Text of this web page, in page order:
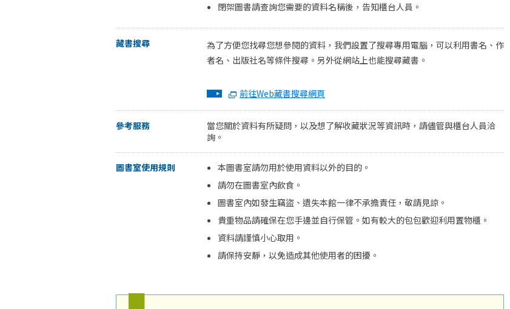
閉架圖書請查詢您需要的資料名稱後，告知櫃台人員。
藏書搜尋
為了方便您找尋您想參閱的資料，我們設置了搜尋專用電腦，可以利用書名、作
者名、出版社名等條件搜尋。另外從網站上也能搜尋藏書。
前往Web藏書搜尋網頁
參考服務
當您關於資料有所疑問，以及想了解收藏狀況等資訊時，請儘管與櫃台人員洽
詢。
圖書室使用規則
本圖書室請勿用於使用資料以外的目的。
請勿在圖書室內飲食。
圖書室內如發生竊盜、遺失本館一律不承擔責任，敬請見諒。
貴重物品請確保在您手邊並自行保管。如有較大的包包歡迎利用置物櫃。
資料請謹慎小心取用。
請保持安靜，以免造成其他使用者的困擾。